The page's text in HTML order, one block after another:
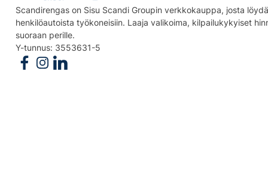
Scandirengas on Sisu Scandi Groupin verkkokauppa, josta
henkilöautoista työkoneisiin. Laaja valikoima, kilpailukykyiset
suoraan perille.
Y-tunnus: 3553631-5
Follow us on Facebook
Follow us on Instagram
Follow us on Linkedin